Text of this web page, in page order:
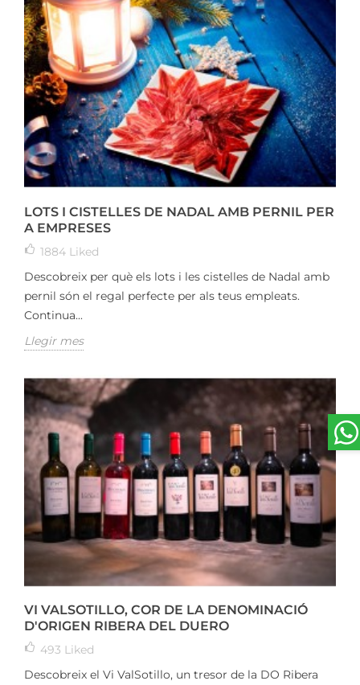
LOTS I CISTELLES DE NADAL AMB PERNIL PER
A EMPRESES
1884 Liked
Descobreix per què els lots i les cistelles de Nadal amb
pernil són el regal perfecte per als teus empleats.
Continua...
Llegir mes
VI VALSOTILLO, COR DE LA DENOMINACIÓ
D'ORIGEN RIBERA DEL DUERO
493 Liked
Descobreix el Vi ValSotillo, un tresor de la DO Ribera